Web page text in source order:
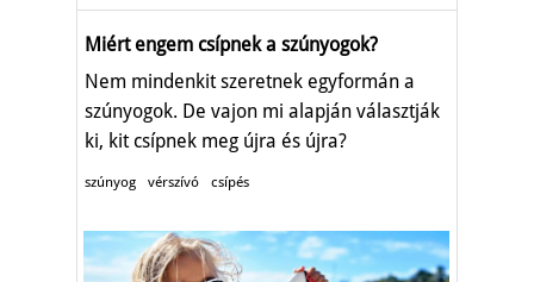
Miért engem csípnek a szúnyogok?
Nem mindenkit szeretnek egyformán a
szúnyogok. De vajon mi alapján választják
ki, kit csípnek meg újra és újra?
szúnyog vérszívó csípés